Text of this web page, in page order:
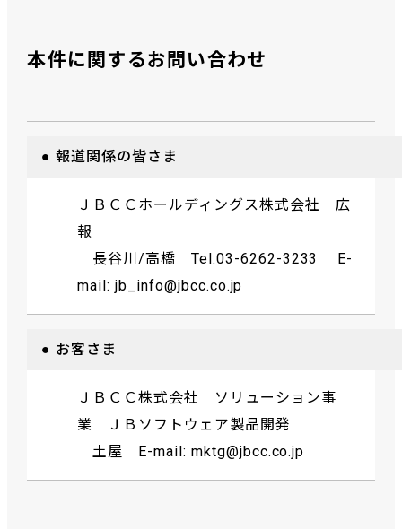
本件に関するお問い合わせ
● 報道関係の皆さま
ＪＢＣＣホールディングス株式会社 広
報
長谷川/高橋 Tel:03-6262-3233 E-
mail: jb_info@jbcc.co.jp
● お客さま
ＪＢＣＣ株式会社 ソリューション事
業 ＪＢソフトウェア製品開発
土屋 E-mail: mktg@jbcc.co.jp